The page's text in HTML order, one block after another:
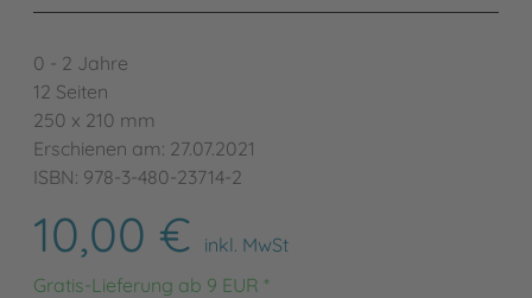
0 - 2 Jahre
12 Seiten
250 x 210 mm
Erschienen am: 27.07.2021
ISBN: 978-3-480-23714-2
10,00 €
inkl. MwSt
Gratis-Lieferung ab 9 EUR *